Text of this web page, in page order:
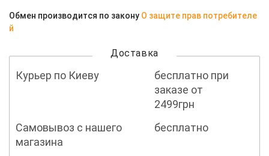
Обмен производится по закону О защите прав потребителе
й
Доставка
Курьер по Киеву
бесплатно при
заказе от
2499грн
Самовывоз с нашего
магазина
бесплатно